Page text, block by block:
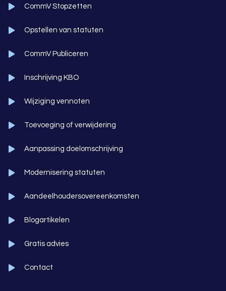
CommV Stopzetten
Opstellen van statuten
CommV Publiceren
Inschrijving KBO
Wijziging vennoten
Toevoeging of verwijdering
Aanpassing doelomschrijving
Modernisering statuten
Aandeelhoudersovereenkomsten
Blogartikelen
Gratis advies
Contact